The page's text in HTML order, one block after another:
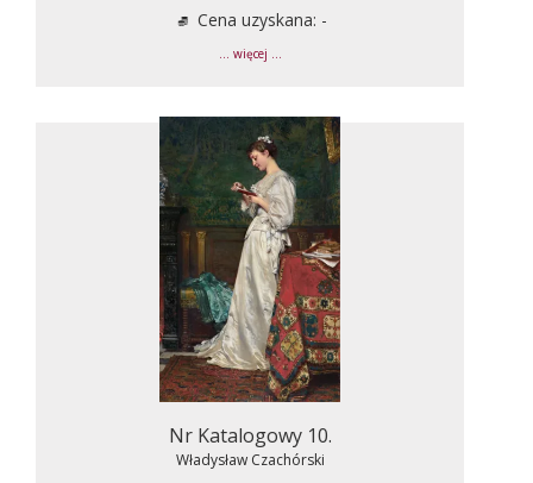
Cena uzyskana: -
... więcej ...
Nr Katalogowy 10.
Władysław Czachórski